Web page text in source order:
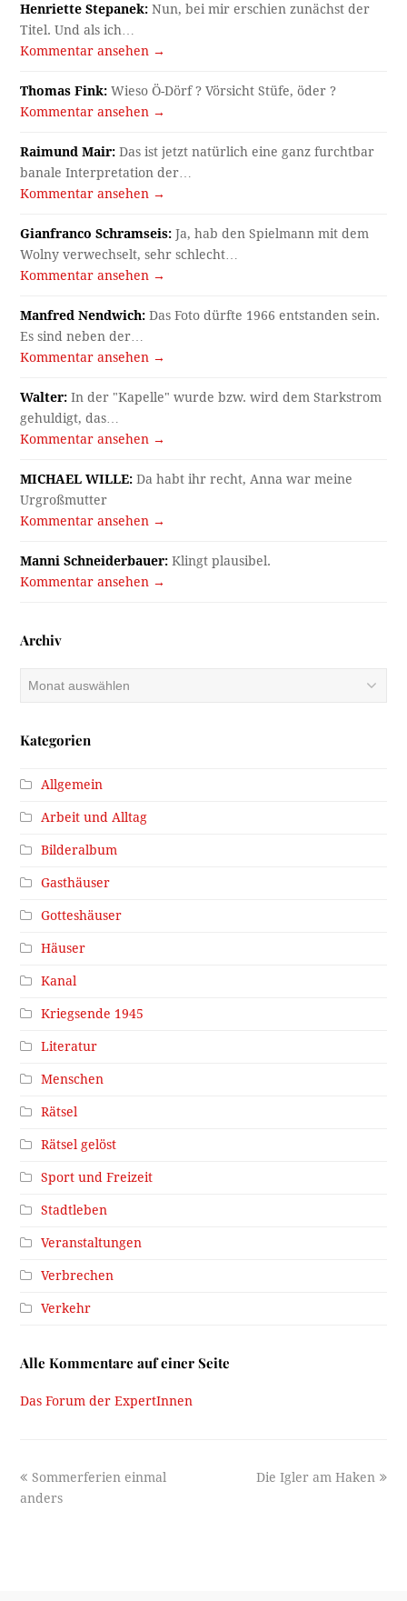
Henriette Stepanek: Nun, bei mir erschien zunächst der
Titel. Und als ich…
Kommentar ansehen →
Thomas Fink: Wieso Ö-Dörf ? Vörsicht Stüfe, öder ?
Kommentar ansehen →
Raimund Mair: Das ist jetzt natürlich eine ganz furchtbar
banale Interpretation der…
Kommentar ansehen →
Gianfranco Schramseis: Ja, hab den Spielmann mit dem
Wolny verwechselt, sehr schlecht…
Kommentar ansehen →
Manfred Nendwich: Das Foto dürfte 1966 entstanden sein.
Es sind neben der…
Kommentar ansehen →
Walter: In der "Kapelle" wurde bzw. wird dem Starkstrom
gehuldigt, das…
Kommentar ansehen →
MICHAEL WILLE: Da habt ihr recht, Anna war meine
Urgroßmutter
Kommentar ansehen →
Manni Schneiderbauer: Klingt plausibel.
Kommentar ansehen →
Archiv
Kategorien
Allgemein
Arbeit und Alltag
Bilderalbum
Gasthäuser
Gotteshäuser
Häuser
Kanal
Kriegsende 1945
Literatur
Menschen
Rätsel
Rätsel gelöst
Sport und Freizeit
Stadtleben
Veranstaltungen
Verbrechen
Verkehr
Alle Kommentare auf einer Seite
Das Forum der ExpertInnen
previous
post:
Sommerferien einmal
anders
next
Die Igler am Haken